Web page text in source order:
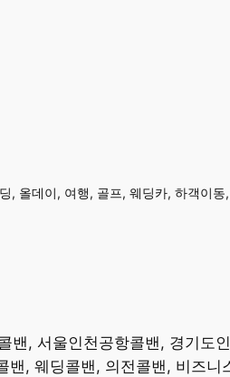
올데이, 여행, 골프, 웨딩카, 하객이
, 서울인천공항콜밴, 경기도
, 웨딩콜밴, 의전콜밴, 비즈